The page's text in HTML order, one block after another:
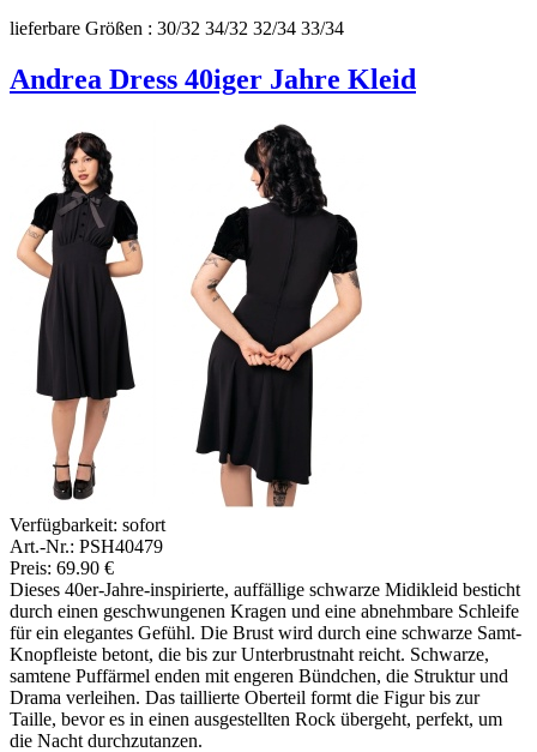
lieferbare Größen : 30/32 34/32 32/34 33/34
Andrea Dress 40iger Jahre Kleid
Verfügbarkeit: sofort
Art.-Nr.: PSH40479
Preis: 69.90 €
Dieses 40er-Jahre-inspirierte, auffällige schwarze Midikleid besticht
durch einen geschwungenen Kragen und eine abnehmbare Schleife
für ein elegantes Gefühl. Die Brust wird durch eine schwarze Samt-
Knopfleiste betont, die bis zur Unterbrustnaht reicht. Schwarze,
samtene Puffärmel enden mit engeren Bündchen, die Struktur und
Drama verleihen. Das taillierte Oberteil formt die Figur bis zur
Taille, bevor es in einen ausgestellten Rock übergeht, perfekt, um
die Nacht durchzutanzen.